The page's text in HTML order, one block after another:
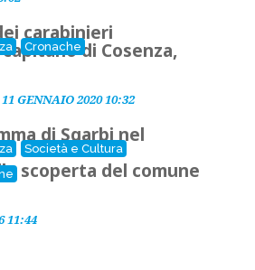
Cronache
carabinieri
di Cosenza,
11 GENNAIO 2020 10:32
Società e Cultura
di Sgarbi nel
scoperta del comune
11:44